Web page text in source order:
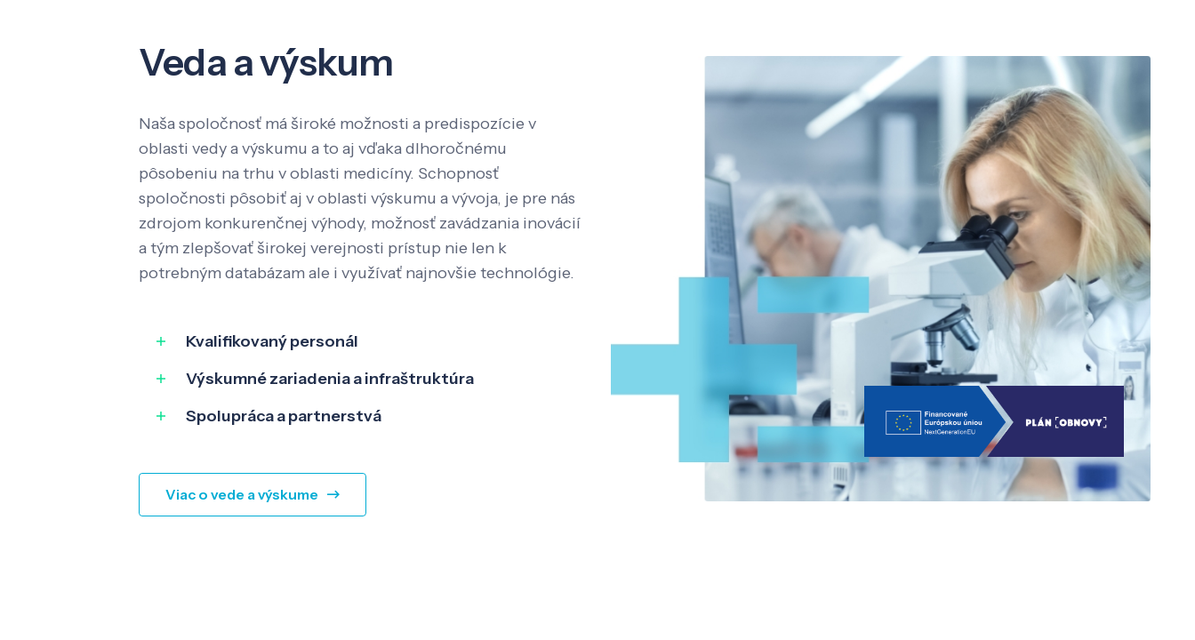
Veda a výskum
Naša spoločnosť má široké možnosti a predispozície v
oblasti vedy a výskumu a to aj vďaka dlhoročnému
pôsobeniu na trhu v oblasti medicíny. Schopnosť
spoločnosti pôsobiť aj v oblasti výskumu a vývoja, je pre nás
zdrojom konkurenčnej výhody, možnosť zavádzania inovácií
a tým zlepšovať širokej verejnosti prístup nie len k
potrebným databázam ale i využívať najnovšie technológie.
Kvalifikovaný personál
Výskumné zariadenia a infraštruktúra
Spolupráca a partnerstvá
Viac o vede a výskume